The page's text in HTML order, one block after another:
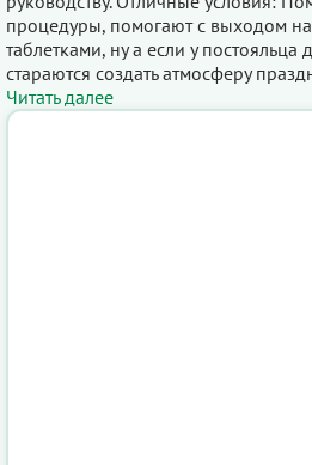
процедуры, помогают с выходом
таблетками, ну а если у постояльца
стараются создать атмосферу
Читать далее